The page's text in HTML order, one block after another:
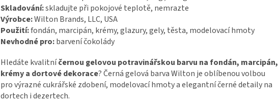
Skladování:skladujte při pokojové teplotě, nemrazte
Výrobce:Wilton Brands, LLC, USA
Použití:fondán, marcipán, krémy, glazury, gely, těsta, modelovací hmoty
Nevhodné pro:barvení čokolády
Hledáte kvalitníčernou gelovou potravinářskou barvu na fondán, marcipán,
krémy a dortové dekorace? Černá gelová barva Wilton je oblíbenou volbou
pro výrazné cukrářské zdobení, modelovací hmoty a elegantní černé detaily na
dortech i dezertech.